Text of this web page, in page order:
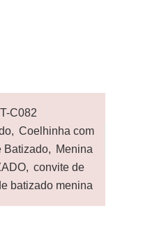
C082
, Coelhinha com
Batizado, Menina
, convite de
batizado menina